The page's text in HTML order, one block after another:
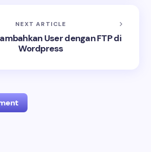
NEXT ARTICLE
User dengan FTP di
Wordpress